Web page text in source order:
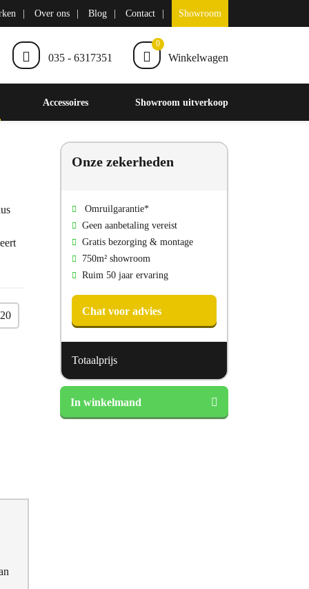
Over ons Blog Contact Showroom
035 - 6317351
0
Winkelwagen
Accessoires Showroom uitverkoop
Onze zekerheden
Omruilgarantie*
Geen aanbetaling vereist
Gratis bezorging & montage
750m² showroom
Ruim 50 jaar ervaring
Chat voor advies
Totaalprijs
Lyocell
waterdichte
molton
In winkelmand